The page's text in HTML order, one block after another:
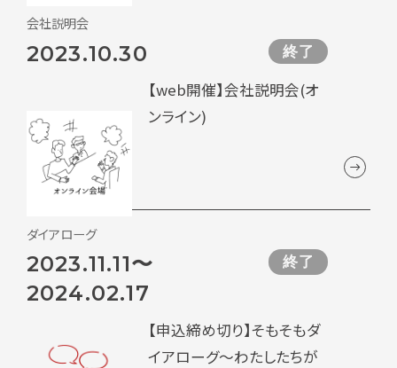
2023.10.30 終了
【web開催】会社説明会(オ
ンライン)
会社説明会
2023.11.11〜
2024.02.17
終了
【申込締め切り】そもそもダ
イアローグ～わたしたちが
ダイアローグ